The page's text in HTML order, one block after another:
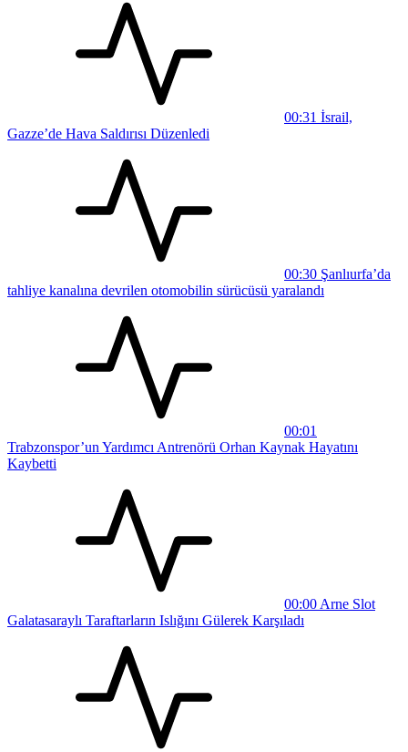
00:31 İsrail,
Gazze’de Hava Saldırısı Düzenledi
00:30 Şanlıurfa’da
tahliye kanalına devrilen otomobilin sürücüsü yaralandı
00:01
Trabzonspor’un Yardımcı Antrenörü Orhan Kaynak Hayatını
Kaybetti
00:00 Arne Slot
Galatasaraylı Taraftarların Islığını Gülerek Karşıladı